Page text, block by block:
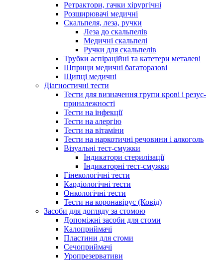
Ретрактори, гачки хірургічні
Розширювачі медичні
Скальпеля, леза, ручки
Леза до скальпелів
Медичні скальпелі
Ручки для скальпелів
Трубки аспіраційні та катетери металеві
Шприци медичні багаторазові
Щипці медичні
Діагностичні тести
Тести для визначення групи крові і резус-
приналежності
Тести на інфекції
Тести на алергію
Тести на вітаміни
Тести на наркотичні речовини і алкоголь
Візуальні тест-смужки
Індикатори стерилізації
Індикаторні тест-смужки
Гінекологічні тести
Кардіологічні тести
Онкологічні тести
Тести на коронавірус (Ковід)
Засоби для догляду за стомою
Допоміжні засоби для стоми
Калоприймачі
Пластини для стоми
Сечоприймачі
Уропрезервативи